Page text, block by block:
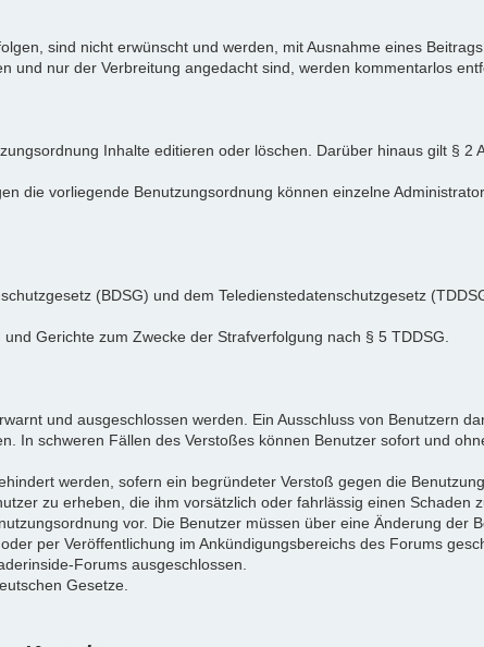
sind nicht erwünscht und werden, mit Ausnahme eines
und nur der Verbreitung angedacht sind, werden kommentarlos
Inhalte editieren oder löschen. Darüber hinaus gilt § 2
die vorliegende Benutzungsordnung können einzelne
(BDSG) und dem Teledienstedatenschutzgesetz
Gerichte zum Zwecke der Strafverfolgung nach § 5 TDDSG.
und ausgeschlossen werden. Ein Ausschluss von Benutzern
In schweren Fällen des Verstoßes können Benutzer sofort und
werden, sofern ein begründeter Verstoß gegen die
zu erheben, die ihm vorsätzlich oder fahrlässig einen Schaden
vor. Die Benutzer müssen über eine Änderung der
per Veröffentlichung im Ankündigungsbereichs des Forums
Forums ausgeschlossen.
Gesetze.